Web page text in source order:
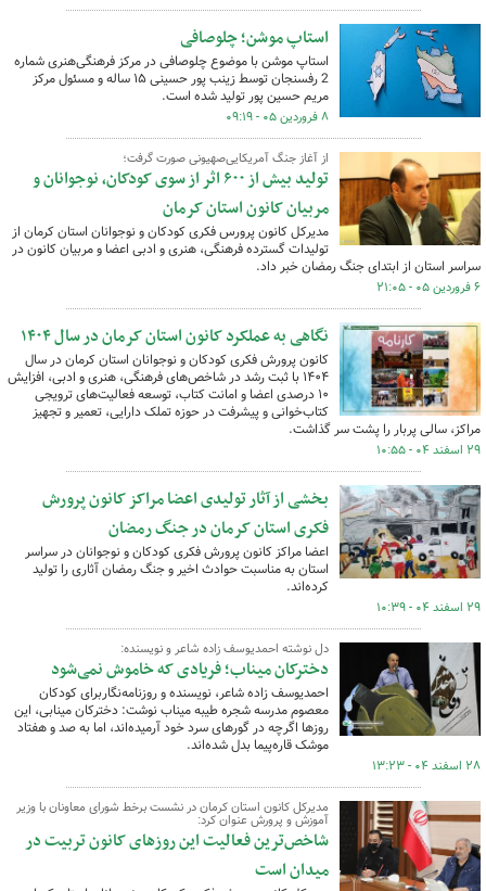
استاپ موشن؛ چلوصافی
استاپ موشن با موضوع چلوصافی در مرکز فرهنگی‌هنری شماره
2 رفسنجان توسط زینب پور حسینی ۱۵ ساله و مسئول مرکز
مریم حسین پور تولید شده است.
۸ فروردین ۰۵ - ۰۹:۱۹
از آغاز جنگ آمریکایی‌صهیونی صورت گرفت؛
تولید بیش از ۶۰۰ اثر از سوی کودکان، نوجوانان و
مربیان کانون استان کرمان
مدیرکل کانون پرورس فکری کودکان و نوجوانان استان کرمان از
تولیدات گسترده‌ فرهنگی، هنری و ادبی اعضا و مربیان کانون در
سراسر استان از ابتدای جنگ رمضان خبر داد.
۶ فروردین ۰۵ - ۲۱:۰۵
نگاهی به عملکرد کانون استان کرمان در سال ۱۴۰۴
کانون پرورش فکری کودکان و نوجوانان استان کرمان در سال
۱۴۰۴ با ثبت رشد در شاخص‌های فرهنگی، هنری و ادبی، افزایش
۱۰ درصدی اعضا و امانت کتاب، توسعه فعالیت‌های ترویجی
کتاب‌خوانی و پیشرفت در حوزه تملک دارایی، تعمیر و تجهیز
مراکز، سالی پربار را پشت سر گذاشت.
۲۹ اسفند ۰۴ - ۱۰:۵۵
بخشی از آثار تولیدی اعضا مراکز کانون پرورش
فکری استان کرمان در جنگ رمضان
اعضا مراکز کانون پرورش فکری کودکان و نوجوانان در سراسر
استان به مناسبت حوادث اخیر و جنگ رمضان آثاری را تولید
کرده‌اند.
۲۹ اسفند ۰۴ - ۱۰:۳۹
دل نوشته احمدیوسف زاده شاعر و نویسنده:
دخترکان میناب؛ فریادی که خاموش نمی‌شود
احمدیوسف زاده شاعر، نویسنده و روزنامه‌نگاربرای کودکان
معصوم مدرسه شجره طیبه میناب نوشت: دخترکان مینابی، این
روزها اگرچه در گورهای سرد خود آرمیده‌اند، اما به صد و هفتاد
موشک قاره‌پیما بدل شده‌اند.
۲۸ اسفند ۰۴ - ۱۳:۲۳
مدیرکل کانون استان کرمان در نشست برخط شورای معاونان با وزیر
آموزش و پرورش عنوان کرد:
شاخص‌ترین فعالیت این روزهای کانون تربیت در
میدان است